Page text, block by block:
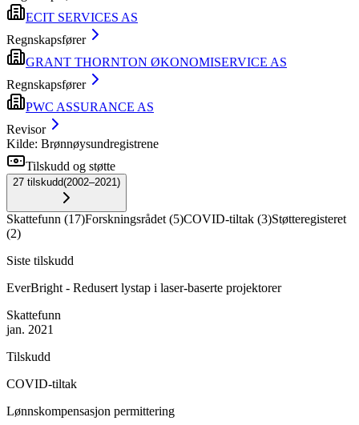
ECIT SERVICES AS
Regnskapsfører
GRANT THORNTON ØKONOMISERVICE AS
Regnskapsfører
PWC ASSURANCE AS
Revisor
Kilde: Brønnøysundregistrene
Tilskudd og støtte
27 tilskudd(2002–2021 )
Skattefunn (17)Forskningsrådet (5)COVID-tiltak (3)Støtteregisteret
(2)
Siste tilskudd
EverBright - Redusert lystap i laser-baserte projektorer
Skattefunn
jan. 2021
Tilskudd
COVID-tiltak
Lønnskompensasjon permittering